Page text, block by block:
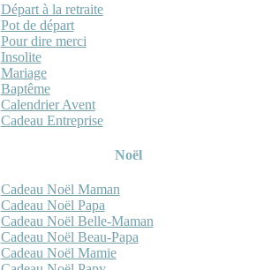
Départ à la retraite
Pot de départ
Pour dire merci
Insolite
Mariage
Baptême
Calendrier Avent
Cadeau Entreprise
Noël
Cadeau Noël Maman
Cadeau Noël Papa
Cadeau Noël Belle-Maman
Cadeau Noël Beau-Papa
Cadeau Noël Mamie